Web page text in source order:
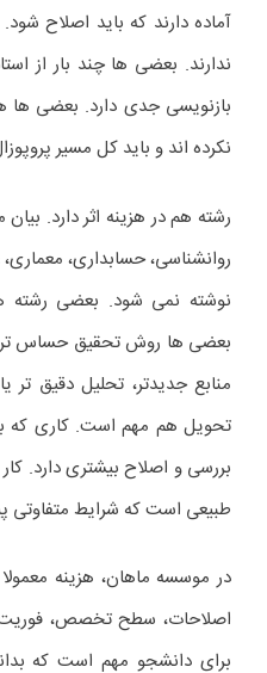
آماده دارند که باید اصلاح
ندارند. بعضی ها چند بار از
بازنویسی جدی دارد. بعضی ها
نکرده اند و باید کل مسیر
رشته هم در هزینه اثر دارد.
روانشناسی، حسابداری،
نوشته نمی شود. بعضی رشته
بعضی ها روش تحقیق حساس
منابع جدیدتر، تحلیل دقیق
تحویل هم مهم است. کاری که
بررسی و اصلاح بیشتری دارد.
طبیعی است که شرایط متفاوتی
در موسسه ماهان، هزینه
اصلاحات، سطح تخصص،
برای دانشجو مهم است که